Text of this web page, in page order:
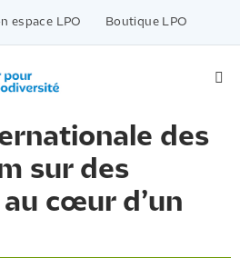
espace LPO Boutique LPO
des
sur des
cœur d’un